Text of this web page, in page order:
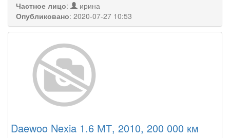
Частное лицо:
ирина
Опубликовано: 2020-07-27 10:53
Daewoo Nexia 1.6 МТ, 2010, 200 000 км